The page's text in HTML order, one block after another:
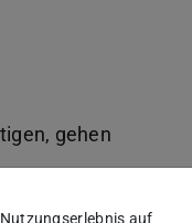
gehen
auf